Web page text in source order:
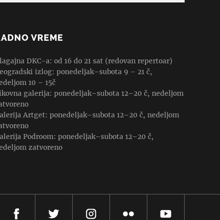
VREME
DKC-a: od 16 do 21 sat (redovan repertoar)
izlog: ponedeljak–subota 9 – 21 č,
10 – 15č
galerija: ponedeljak–subota 12–20 č, nedeljom
Artget: ponedeljak–subota 12–20 č, nedeljom
Podroom: ponedeljak–subota 12–20 č,
zatvoreno